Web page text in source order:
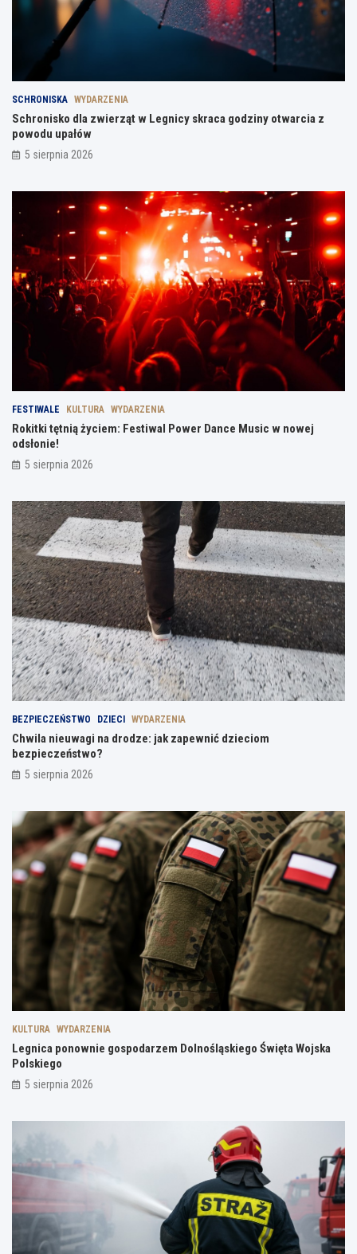
SCHRONISKA WYDARZENIA
Schronisko dla zwierząt w Legnicy skraca godziny otwarcia z
powodu upałów
5 sierpnia 2026
FESTIWALE KULTURA WYDARZENIA
Rokitki tętnią życiem: Festiwal Power Dance Music w nowej
odsłonie!
5 sierpnia 2026
BEZPIECZEŃSTWO DZIECI WYDARZENIA
Chwila nieuwagi na drodze: jak zapewnić dzieciom
bezpieczeństwo?
5 sierpnia 2026
KULTURA WYDARZENIA
Legnica ponownie gospodarzem Dolnośląskiego Święta Wojska
Polskiego
5 sierpnia 2026